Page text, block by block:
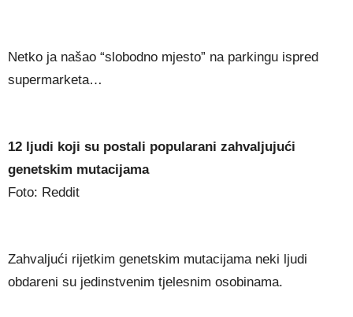
Netko ja našao “slobodno mjesto” na parkingu ispred
supermarketa…
12 ljudi koji su postali popularani zahvaljujući
genetskim mutacijama
Foto: Reddit
Zahvaljući rijetkim genetskim mutacijama neki ljudi
obdareni su jedinstvenim tjelesnim osobinama.